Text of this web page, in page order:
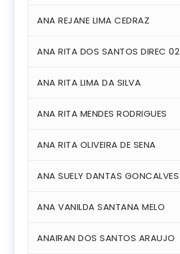
ANA REJANE LIMA CEDRAZ
ANA RITA DOS SANTOS DIREC 02
ANA RITA LIMA DA SILVA
ANA RITA MENDES RODRIGUES
ANA RITA OLIVEIRA DE SENA
ANA SUELY DANTAS GONCALVES
ANA VANILDA SANTANA MELO
ANAIRAN DOS SANTOS ARAUJO